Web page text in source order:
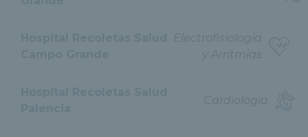
Electrofisiología
y Arritmias
Cardiología